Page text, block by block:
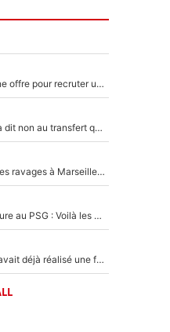
«C’est un très bon choix» : L'OM fait une offre pour recruter un ancien joueur du PSG... et c'est validé dans l'After Foot !
140M€ pour Yan Diomandé : Le PSG a dit non au transfert qui bat tous les records sur le mercato
La crise financière continue de faire des ravages à Marseille : L’OM a placé 12 joueurs sur le marché des transferts… et ça pourrait lui rapporter près de 100M€ !
Maghnes Akliouche raconte sa signature au PSG : Voilà les coulisses de son transfert de rêve à 50M€
250M€ pour signer une star : Le PSG avait déjà réalisé une folie sur le mercato bien avant Neymar !